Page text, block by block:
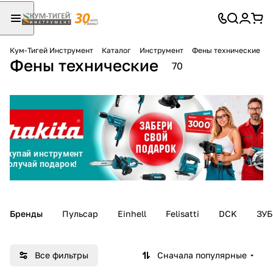
Кум-Тигей Инструмент Каталог Инструмент Фены технические
Фены технические 70
Бренды Пульсар Einhell Felisatti DCK
Все фильтры Сначала популярные
Для клиентов всех банков
Разбейте
оплату на части
без переплат